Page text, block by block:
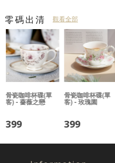
零碼出清 觀看全部
骨瓷咖啡杯碟(單
客) - 薔薇之戀
399
骨瓷咖啡杯碟(單
客) - 玫瑰園
399